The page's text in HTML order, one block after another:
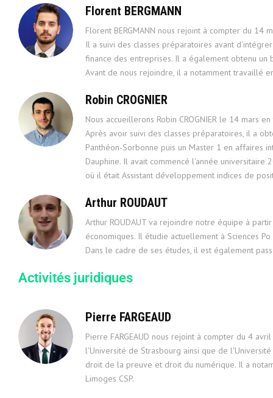
Florent BERGMANN
Florent BERGMANN nous rejoint à compter du 14
Il a suivi des classes préparatoires avant
finance des entreprises. Il a également obtenu
Avant de nous rejoindre, il a notamment travaillé
Robin CROGNIER
Nous accueillerons Robin CROGNIER le 14 mars
Après avoir suivi des classes préparatoires, il a
Panthéon-Sorbonne puis un Master 1 en affaires
Dauphine. Il avait commencé l'année
où il était Assistant développement indices de
Arthur ROUDAUT
Arthur ROUDAUT va rejoindre notre équipe à
économiques. Il étudie actuellement à Sciences
Dans le cadre de ses études, il est également
Activités juridiques
Pierre FARGEAUD
Pierre FARGEAUD nous rejoint à compter du 4
l'Université de Strasbourg ainsi que de
droit de la preuve et droit du numérique. Il a
Limoges CSP.